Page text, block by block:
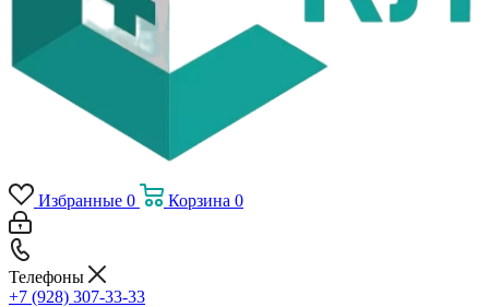
Избранные 0 Корзина 0
Телефоны
+7 (928) 307-33-33